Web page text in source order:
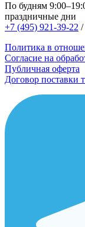
По будням
праздничные дни
+7 (495) 921-39-22 /
Политика в
Согласие на
Публичная оферта
Договор поставки